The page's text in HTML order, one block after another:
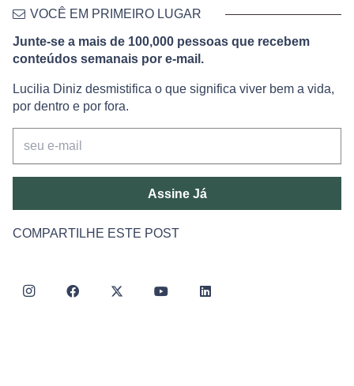
VOCÊ EM PRIMEIRO LUGAR
Junte-se a mais de 100,000 pessoas que recebem
conteúdos semanais por e-mail.
Lucilia Diniz desmistifica o que significa viver bem a vida,
por dentro e por fora.
Assine Já
COMPARTILHE ESTE POST